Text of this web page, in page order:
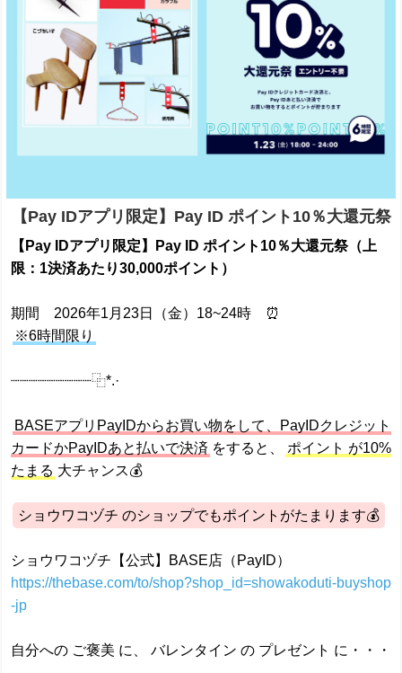
【Pay IDアプリ限定】Pay ID ポイント10％大還元祭
【Pay IDアプリ限定】Pay ID ポイント10％大還元祭（上
限：1決済あたり30,000ポイント）
期間 2026年1月23日（金）18~24時 ⏰️
※6時間限り
┈┈┈┈┈┈┈┈┈⿻*.·
BASEアプリPayIDからお買い物をして、PayIDクレジット
カードかPayIDあと払いで決済 をすると、
ポイント が10%
たまる 大チャンス💰️
ショウワコヅチ のショップでもポイントがたまります💰️
ショウワコヅチ【公式】BASE店（PayID）
https://thebase.com/to/shop?shop_id=showakoduti-buyshop
-jp
自分への ご褒美 に、 バレンタイン の プレゼント に・・・